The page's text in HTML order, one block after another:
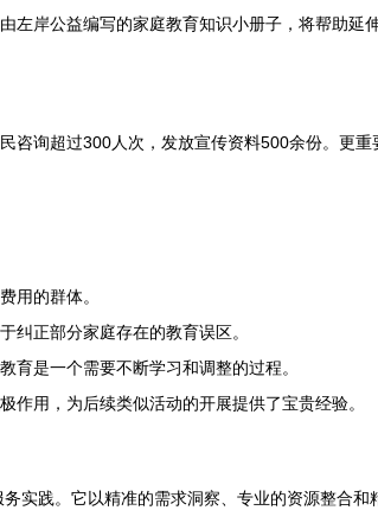
岸公益编写的家庭教育知识小册子，将帮助延
询超过300人次，发放宣传资料500余份。更
用的群体。
纠正部分家庭存在的教育误区。
育是一个需要不断学习和调整的过程。
作用，为后续类似活动的开展提供了宝贵经验。
实践。它以精准的需求洞察、专业的资源整合